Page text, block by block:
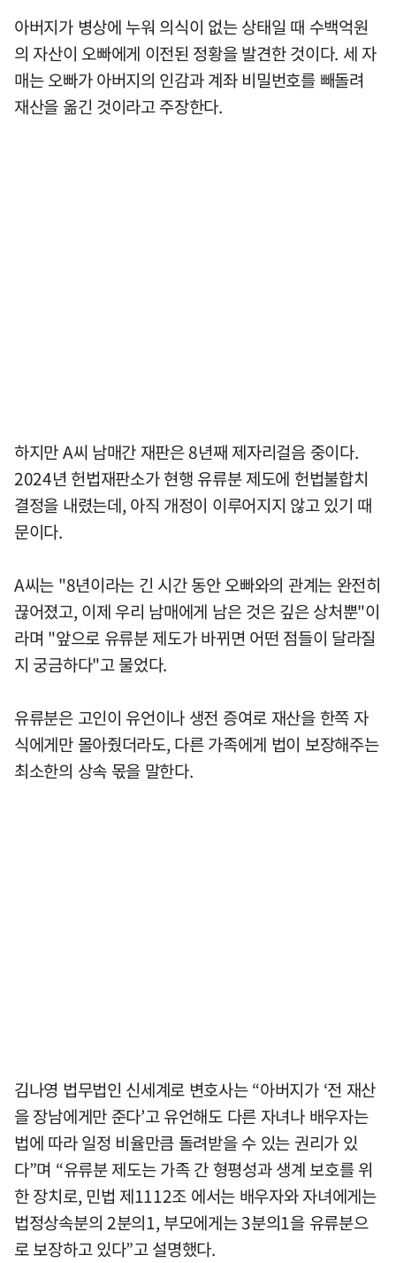
아버지가 병상에 누워 의식이 없는 상태일 때 수백억원
의 자산이 오빠에게 이전된 정황을 발견한 것이다. 세 자
매는 오빠가 아버지의 인감과 계좌 비밀번호를 빼돌려
재산을 옮긴 것이라고 주장한다.
하지만 A씨 남매간 재판은 8년째 제자리걸음 중이다.
2024년 헌법재판소가 현행 유류분 제도에 헌법불합치
결정을 내렸는데, 아직 개정이 이루어지지 않고 있기 때
문이다.
A씨는 "8년이라는 긴 시간 동안 오빠와의 관계는 완전히
끊어졌고, 이제 우리 남매에게 남은 것은 깊은 상처뿐"이
라며 "앞으로 유류분 제도가 바뀌면 어떤 점들이 달라질
지 궁금하다"고 물었다.
유류분은 고인이 유언이나 생전 증여로 재산을 한쪽 자
식에게만 몰아줬더라도, 다른 가족에게 법이 보장해주는
최소한의 상속 몫을 말한다.
김나영 법무법인 신세계로 변호사는 “아버지가 ‘전 재산
을 장남에게만 준다’고 유언해도 다른 자녀나 배우자는
법에 따라 일정 비율만큼 돌려받을 수 있는 권리가 있
다”며 “유류분 제도는 가족 간 형평성과 생계 보호를 위
한 장치로, 민법 제1112조 에서는 배우자와 자녀에게는
법정상속분의 2분의1, 부모에게는 3분의1을 유류분으
로 보장하고 있다”고 설명했다.